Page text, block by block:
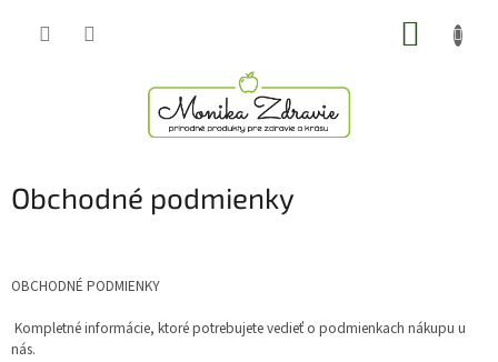
Obchodné podmienky
OBCHODNÉ PODMIENKY
Kompletné informácie, ktoré potrebujete vedieť o podmienkach nákupu u
nás.